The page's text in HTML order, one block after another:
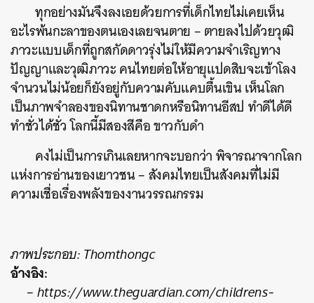
ทุกอย่างมันจึงลงเอยด้วยการที่เด็กไทยไม่เคยเห็น
อะไรพ้นกะลาของตนเองเลยจนตาย – ตายลงไปด้วยวุฒิ
ภาวะแบบเด็กที่ถูกสกัดดาวรุ่งไม่ให้มีความจำเริญทาง
ปัญญาและวุฒิภาวะ คนไทยต่อให้อายุแปดสิบจะเข้าโลง
จำนวนไม่น้อยก็ยังอยู่กับความคับแคบตื้นเขิน เห็นโลก
เป็นภาพจำลองของนิทานชาดกหรือนิทานอีสป ทำดีได้ดี
ทำชั่วได้ชั่ว โลกนี้มีสองสีคือ ขาวกับดำ
คงไม่เป็นการเกินเลยหากจะบอกว่า พิจารณาจากโลก
แห่งการอ่านของเยาวชน – สังคมไทยเป็นสังคมที่ไม่มี
ความเชื่อเรื่องพลังของงานวรรณกรรม
ภาพประกอบ: Thomthongc
อ้างอิง:
– https://www.theguardian.com/childrens-